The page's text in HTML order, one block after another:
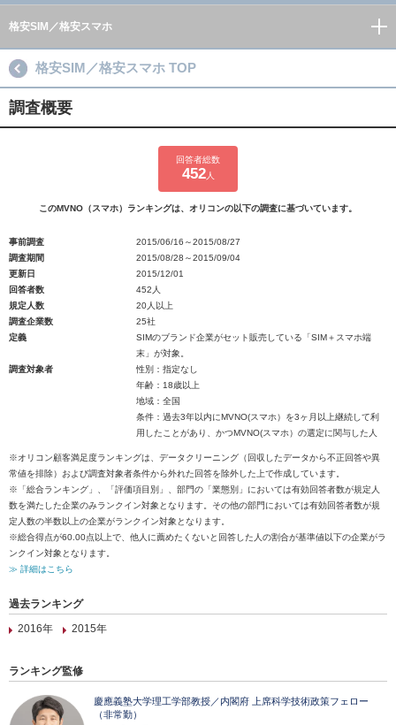
格安SIM／格安スマホ
格安SIM／格安スマホ TOP
調査概要
回答者総数
452人
このMVNO（スマホ）ランキングは、オリコンの以下の調査に基づいています。
事前調査
2015/06/16～2015/08/27
調査期間
2015/08/28～2015/09/04
更新日
2015/12/01
回答者数
452人
規定人数
20人以上
調査企業数
25社
定義
SIMのブランド企業がセット販売している「SIM＋スマホ端
末」が対象。
調査対象者
性別：指定なし
年齢：18歳以上
地域：全国
条件：過去3年以内にMVNO(スマホ）を3ヶ月以上継続して利
用したことがあり、かつMVNO(スマホ）の選定に関与した人
※オリコン顧客満足度ランキングは、データクリーニング（回収したデータから不正回答や異
常値を排除）および調査対象者条件から外れた回答を除外した上で作成しています。
※「総合ランキング」、「評価項目別」、部門の「業態別」においては有効回答者数が規定人
数を満たした企業のみランクイン対象となります。その他の部門においては有効回答者数が規
定人数の半数以上の企業がランクイン対象となります。
※総合得点が60.00点以上で、他人に薦めたくないと回答した人の割合が基準値以下の企業がラ
ンクイン対象となります。
≫ 詳細はこちら
過去ランキング
2016年
2015年
ランキング監修
慶應義塾大学理工学部教授／内閣府 上席科学技術政策フェロー
（非常勤）